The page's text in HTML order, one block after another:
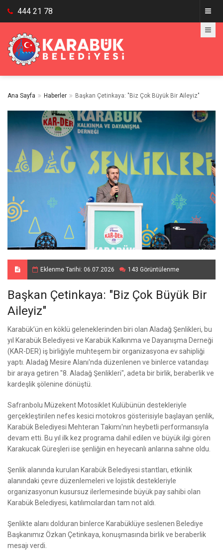
444 21 78
Ana Sayfa Haberler Başkan Çetinkaya: "Biz Çok Büyük Bir Aileyiz"
Eklenme Tarihi: 06.07.2026 143 Görüntülenme
Başkan Çetinkaya: "Biz Çok Büyük Bir
Aileyiz"
Karabük’ün en köklü geleneklerinden biri olan Aladağ Şenlikleri, bu
yıl Karabük Belediyesi ve Karabük Kalkınma ve Dayanışma Derneği
(KAR-DER) iş birliğiyle muhteşem bir organizasyona ev sahipliği
yaptı. Aladağ Mesire Alanı'nda düzenlenen ve binlerce vatandaşı
bir araya getiren "8. Aladağ Şenlikleri", adeta bir birlik, beraberlik ve
kardeşlik şölenine dönüştü.
Safranbolu Müzekent Motosiklet Kulübünün destekleriyle
gerçekleştirilen nefes kesici motokros gösterisiyle başlayan şenlik,
Karabük Belediyesi Mehteran Takımı'nın heybetli performansıyla
devam etti. Bu yıl ilk kez programa dahil edilen ve büyük ilgi gören
Karakucak Güreşleri ise şenliğin en heyecanlı anlarına sahne oldu.
Şenlik alanında kurulan Karabük Belediyesi stantları, etkinlik
alanındaki çevre düzenlemeleri ve lojistik destekleriyle
organizasyonun kusursuz ilerlemesinde büyük pay sahibi olan
Karabük Belediyesi, katılımcılardan tam not aldı.
Şenlikte alanı dolduran binlerce Karabüklüye seslenen Belediye
Başkanımız Özkan Çetinkaya, konuşmasında birlik ve beraberlik
mesajı verdi.